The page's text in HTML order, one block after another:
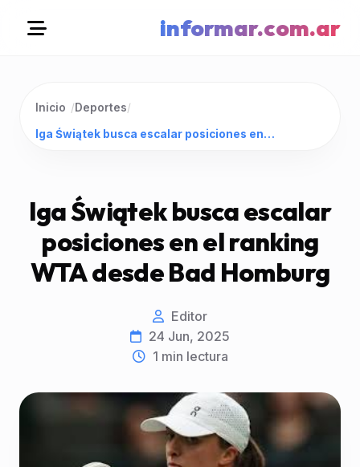
informar.com.ar
Inicio /Deportes/
Iga Świątek busca escalar posiciones en el ranking WTA desde Bad Homburg
Iga Świątek busca escalar
posiciones en el ranking
WTA desde Bad Homburg
Editor
24 Jun, 2025
1 min lectura